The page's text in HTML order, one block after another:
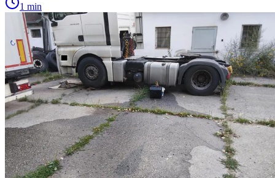
1 min